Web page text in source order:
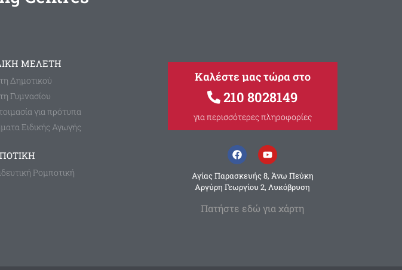
ΜΕΛΕΤΗ
Δημοτικού
Γυμνασίου
για πρότυπα
Ειδικής Αγωγής
Ρομποτική
Καλέστε μας τώρα στο
210 8028149
για περισσότερες πληροφορίες
Αγίας Παρασκευής 8, Άνω Πεύκη
Αργύρη Γεωργίου 2, Λυκόβρυση
Πατήστε εδώ για χάρτη